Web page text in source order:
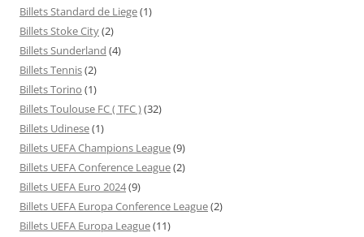
Billets Standard de Liege(1)
Billets Stoke City(2)
Billets Sunderland (4)
Billets Tennis(2)
Billets Torino (1)
Billets Toulouse FC ( TFC )(32)
Billets Udinese(1)
Billets UEFA Champions League(9)
Billets UEFA Conference League(2)
Billets UEFA Euro 2024(9)
Billets UEFA Europa Conference League(2)
Billets UEFA Europa League(11)